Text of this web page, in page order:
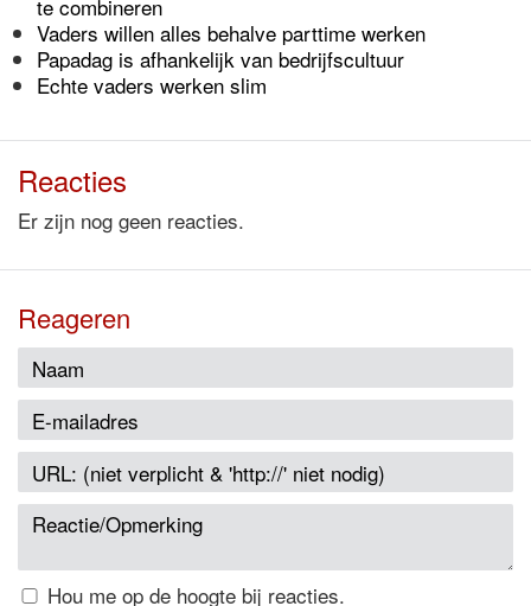
te combineren
Vaders willen alles behalve parttime werken
Papadag is afhankelijk van bedrijfscultuur
Echte vaders werken slim
Reacties
Er zijn nog geen reacties.
Reageren
Hou me op de hoogte bij reacties.